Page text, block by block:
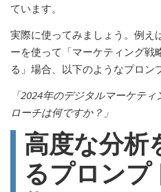
ています。
実際に使ってみましょう。例え
ーを使って「マーケティング戦
る」場合、以下のようなプロン
「2024年のデジタルマーケテ
ローチは何ですか？」
高度な分析
るプロンプ